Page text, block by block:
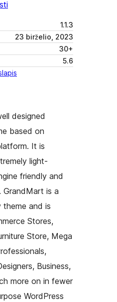
1.1.3
23 birželio, 2023
30+
5.6
designed
based on
It is
light-
friendly and
GrandMart is a
theme and is
Stores,
Store, Mega
Business,
more on in fewer
WordPress